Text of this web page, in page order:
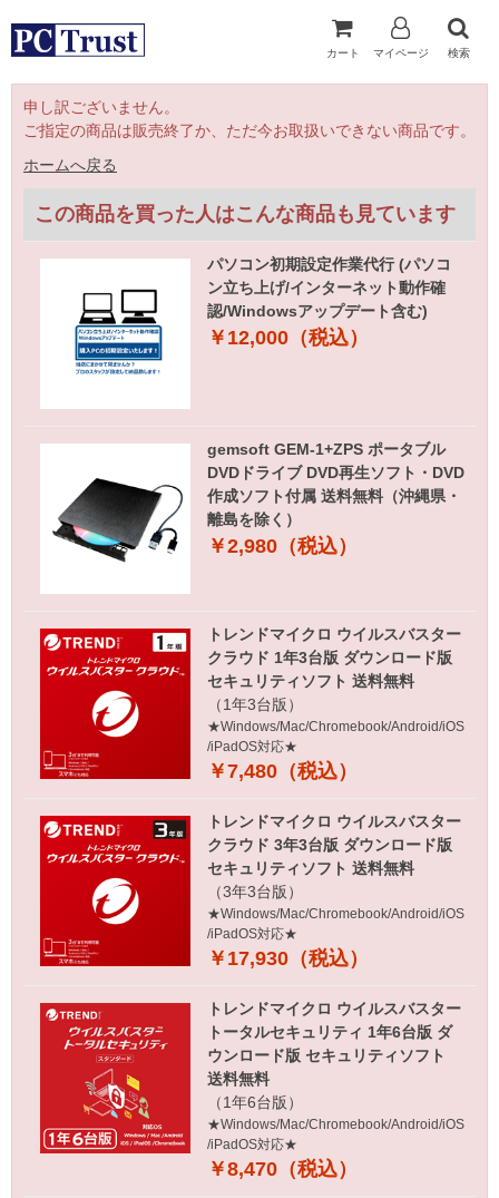
カート マイページ 検索
申し訳ございません。
ご指定の商品は販売終了か、ただ今お取扱いできない商品です。
ホームへ戻る
この商品を買った人はこんな商品も見ています
パソコン初期設定作業代行 (パソコ
ン立ち上げ/インターネット動作確
認/Windowsアップデート含む)
￥12,000（税込）
gemsoft GEM-1+ZPS ポータブル
DVDドライブ DVD再生ソフト・DVD
作成ソフト付属 送料無料（沖縄県・
離島を除く）
￥2,980（税込）
トレンドマイクロ ウイルスバスター
クラウド 1年3台版 ダウンロード版
セキュリティソフト 送料無料
（1年3台版）
★Windows/Mac/Chromebook/Android/iOS
/iPadOS対応★
￥7,480（税込）
トレンドマイクロ ウイルスバスター
クラウド 3年3台版 ダウンロード版
セキュリティソフト 送料無料
（3年3台版）
★Windows/Mac/Chromebook/Android/iOS
/iPadOS対応★
￥17,930（税込）
トレンドマイクロ ウイルスバスター
トータルセキュリティ 1年6台版 ダ
ウンロード版 セキュリティソフト
送料無料
（1年6台版）
★Windows/Mac/Chromebook/Android/iOS
/iPadOS対応★
￥8,470（税込）